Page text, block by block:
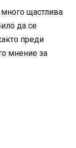
щастлива
да се
преди
мнение за